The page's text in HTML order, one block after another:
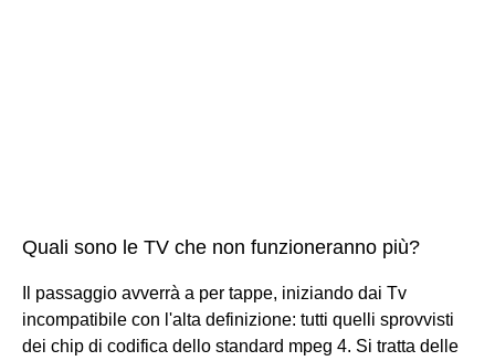
Quali sono le TV che non funzioneranno più?
Il passaggio avverrà a per tappe, iniziando dai Tv
incompatibile con l'alta definizione: tutti quelli sprovvisti
dei chip di codifica dello standard mpeg 4. Si tratta delle